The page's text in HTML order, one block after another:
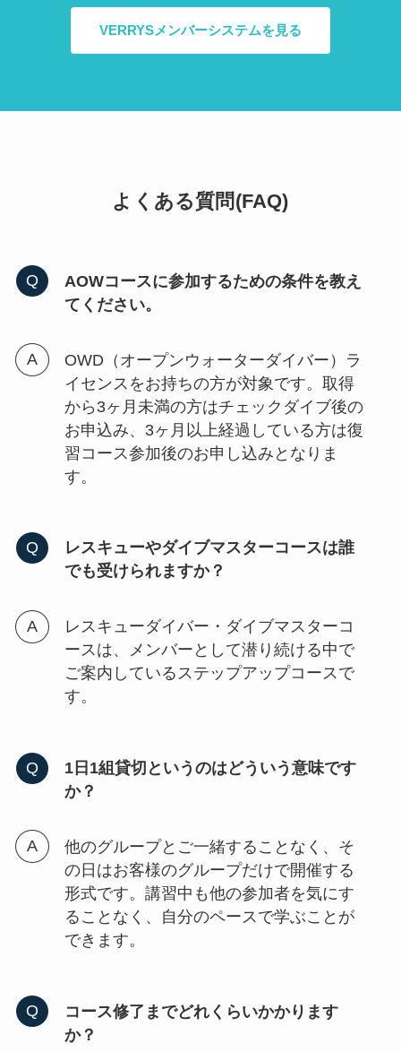
VERRYSメンバーシステムを見る
よくある質問(FAQ)
AOWコースに参加するための条件を教え
てください。
OWD（オープンウォーターダイバー）ラ
イセンスをお持ちの方が対象です。取得
から3ヶ月未満の方はチェックダイブ後の
お申込み、3ヶ月以上経過している方は復
習コース参加後のお申し込みとなりま
す。
レスキューやダイブマスターコースは誰
でも受けられますか？
レスキューダイバー・ダイブマスターコ
ースは、メンバーとして潜り続ける中で
ご案内しているステップアップコースで
す。
1日1組貸切というのはどういう意味です
か？
他のグループとご一緒することなく、そ
の日はお客様のグループだけで開催する
形式です。講習中も他の参加者を気にす
ることなく、自分のペースで学ぶことが
できます。
コース修了までどれくらいかかります
か？